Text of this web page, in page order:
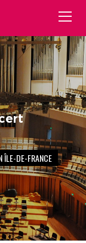
ÎLE-DE-FRANCE